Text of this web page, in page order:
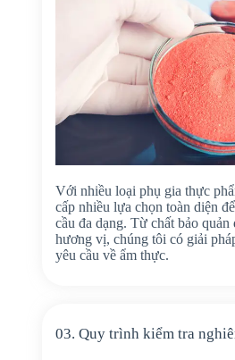
Với nhiều loại phụ gia thực
cấp nhiều lựa chọn toàn diện
cầu đa dạng. Từ chất bảo quản
hương vị, chúng tôi có giải
yêu cầu về ẩm thực.
03. Quy trình kiểm tra